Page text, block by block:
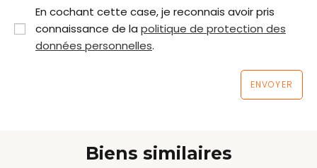
En cochant cette case, je reconnais avoir pris
connaissance de la politique de protection des
données personnelles.
Biens similaires